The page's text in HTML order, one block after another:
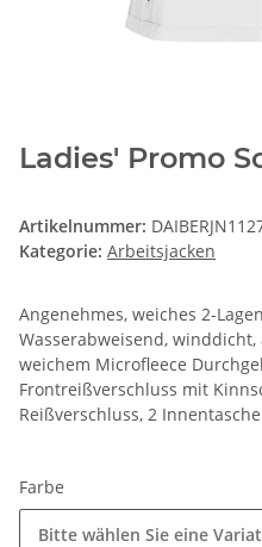
Ladies' Promo
Artikelnummer:
Kategorie: Arbeitsjacken
Angenehmes, weiches 2-
Wasserabweisend,
weichem Microfleece
Frontreißverschluss mit
Reißverschluss, 2
Farbe
Bitte wählen Sie eine